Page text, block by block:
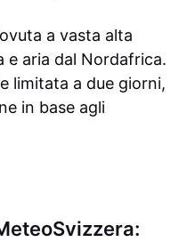
a vasta alta
e aria dal Nordafrica.
limitata a due giorni,
in base agli